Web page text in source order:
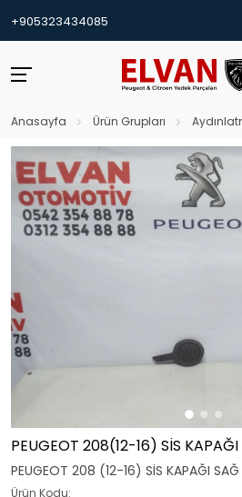
+905323434085
Anasayfa Ürün Grupları
PEUGEOT 208(12-16) SİS KAPAĞI
PEUGEOT 208 (12-16) SİS KAPAĞI SAĞ
Ürün Kodu: